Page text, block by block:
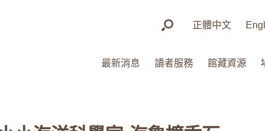
正體中文
最新消息 讀者服務 館藏資源